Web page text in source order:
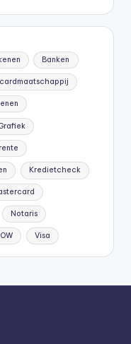
Banken
Kredietcheck
Notaris
Visa